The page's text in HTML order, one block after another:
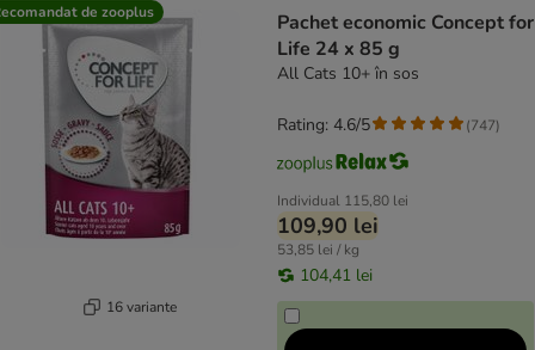
de zooplus
16 variante
Pachet economic Concept for
Life 24 x 85 g
All Cats 10+ în sos
Individual 115,80 lei
109,90 lei
53,85 lei / kg
104,41 lei
Rating: 4.6/5 (747)